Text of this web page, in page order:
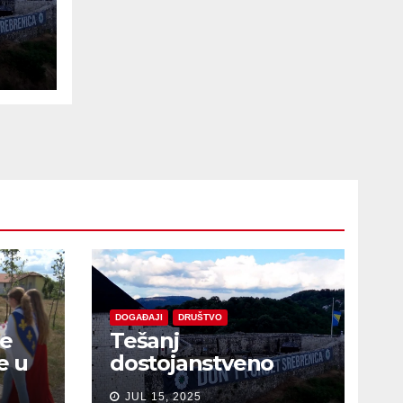
u
DOGAĐAJI DRUŠTVO
Tešanj
dostojanstveno
obilježio Dan
JUL 15, 2025